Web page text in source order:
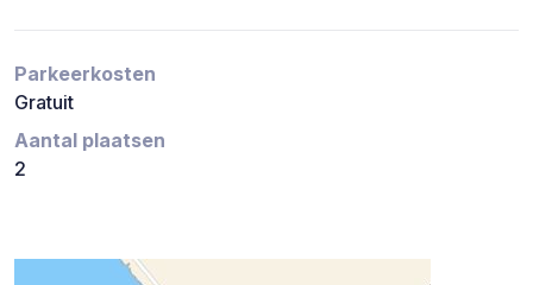
Parkeerkosten
Gratuit
Aantal plaatsen
2